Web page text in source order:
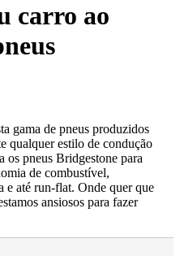
carro ao
gama de pneus produzidos
qualquer estilo de condução
os pneus Bridgestone para
de combustível,
e até run-flat. Onde quer que
ansiosos para fazer